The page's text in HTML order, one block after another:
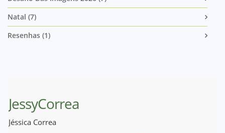
Natal (7)
Resenhas (1)
JessyCorrea
Jéssica Correa